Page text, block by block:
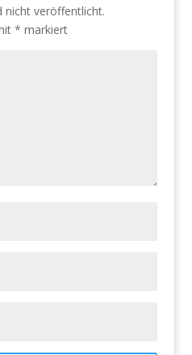
nicht veröffentlicht.
* markiert